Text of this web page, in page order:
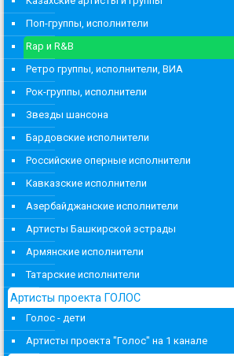
Поп-группы, исполнители
Rap и R&B
Ретро группы, исполнители, ВИА
Рок-группы, исполнители
Звезды шансона
Бардовские исполнители
Российские оперные исполнители
Кавказские исполнители
Азербайджанские исполнители
Артисты Башкирской эстрады
Армянские исполнители
Татарские исполнители
Артисты проекта ГОЛОС
Голос - дети
Артисты проекта "Голос" на 1 канале